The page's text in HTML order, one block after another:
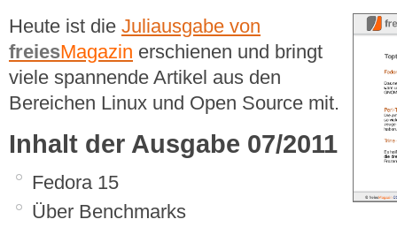
Heute ist die Juliausgabe von
freiesMagazin erschienen und bringt
viele spannende Artikel aus den
Bereichen Linux und Open Source mit.
Inhalt der Ausgabe 07/2011
Fedora 15
Über Benchmarks